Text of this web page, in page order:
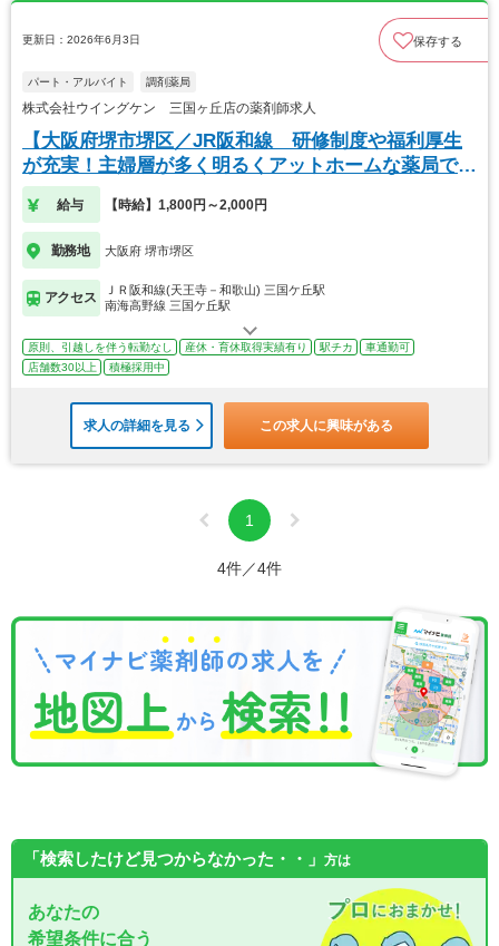
更新日：2026年6月3日 保存する
パート・アルバイト 調剤薬局
株式会社ウイングケン 三国ヶ丘店の薬剤師求人
【大阪府堺市堺区／JR阪和線 研修制度や福利厚生
が充実！主婦層が多く明るくアットホームな薬局で
す。
給与 【時給】1,800円～2,000円
勤務地 大阪府 堺市堺区
アクセス
ＪＲ阪和線(天王寺－和歌山) 三国ケ丘駅
南海高野線 三国ケ丘駅
原則、引越しを伴う転勤なし 産休・育休取得実績有り 駅チカ
車通勤可
店舗数30以上
積極採用中
求人の詳細を見る この求人に興味がある
1
4件／4件
「検索したけど見つからなかった・・」 方は
あなたの
希望条件に合う